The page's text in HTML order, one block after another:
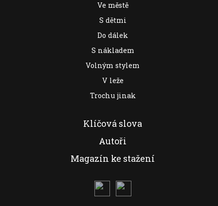
Ve městě
S dětmi
Do dálek
S nákladem
Volným stylem
V leže
Trochu jinak
Klíčová slova
Autoři
Magazín ke stažení